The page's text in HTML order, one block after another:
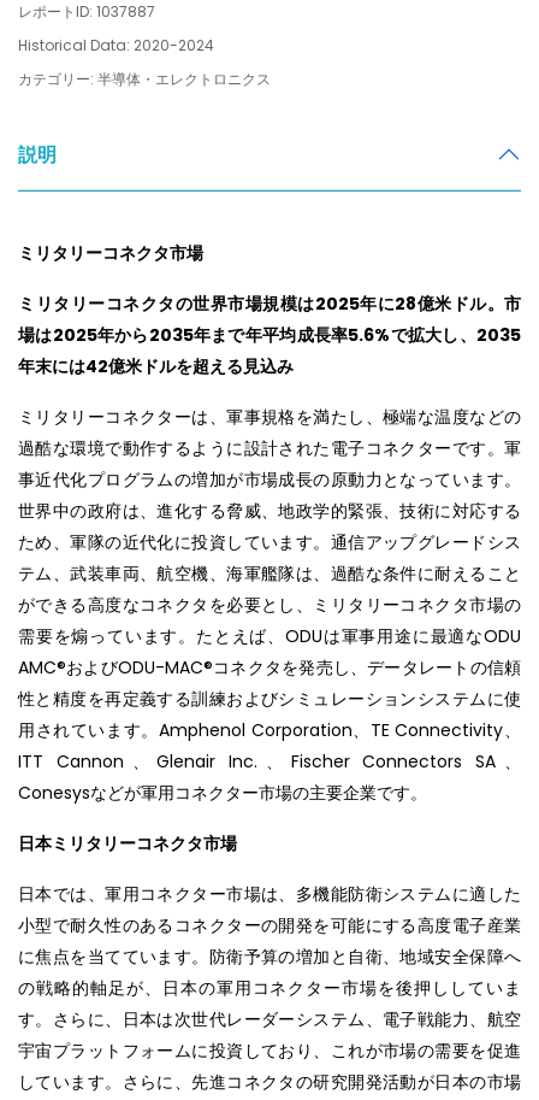
レポートID: 1037887
Historical Data: 2020-2024
カテゴリー: 半導体・エレクトロニクス
説明
ミリタリーコネクタ市場
ミリタリーコネクタの世界市場規模は2025年に28億米ドル。市
場は2025年から2035年まで年平均成長率5.6%で拡大し、 2035
年末には42億米ドルを超える見込み
ミリタリーコネクターは、軍事規格を満たし、極端な温度などの
過酷な環境で動作するように設計された電子コネクターです。軍
事近代化プログラムの増加が市場成長の原動力となっています。
世界中の政府は、進化する脅威、地政学的緊張、技術に対応する
ため、軍隊の近代化に投資しています。通信アップグレードシス
テム、武装車両、航空機、海軍艦隊は、過酷な条件に耐えること
ができる高度なコネクタを必要とし、ミリタリーコネクタ市場の
需要を煽っています。たとえば、ODUは軍事用途に最適なODU
AMC®およびODU-MAC®コネクタを発売し、データレートの信頼
性と精度を再定義する訓練およびシミュレーションシステムに使
用されています。Amphenol Corporation、TE Connectivity、
ITT Cannon、Glenair Inc.、Fischer Connectors SA、
Conesysなどが軍用コネクター市場の主要企業です。
日本ミリタリーコネクタ市場
日本では、軍用コネクター市場は、多機能防衛システムに適した
小型で耐久性のあるコネクターの開発を可能にする高度電子産業
に焦点を当てています。防衛予算の増加と自衛、地域安全保障へ
の戦略的軸足が、日本の軍用コネクター市場を後押ししていま
す。さらに、日本は次世代レーダーシステム、電子戦能力、航空
宇宙プラットフォームに投資しており、これが市場の需要を促進
しています。さらに、先進コネクタの研究開発活動が日本の市場